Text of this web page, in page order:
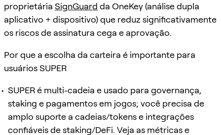
proprietária SignGuard da OneKey (análise dupla
aplicativo + dispositivo) que reduz significativamente
os riscos de assinatura cega e aprovação.
Por que a escolha da carteira é importante para
usuários SUPER
SUPER é multi-cadeia e usado para governança,
staking e pagamentos em jogos; você precisa de
amplo suporte a cadeias/tokens e integrações
confiáveis de staking/DeFi. Veja as métricas e